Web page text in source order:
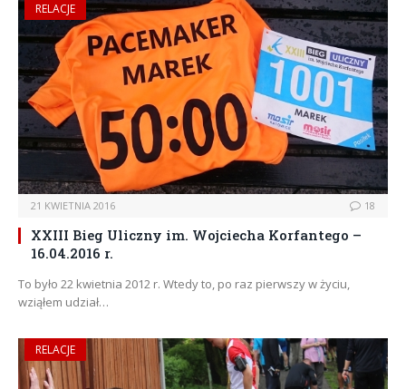
RELACJE
21 KWIETNIA 2016 18
XXIII Bieg Uliczny im. Wojciecha Korfantego –
16.04.2016 r.
To było 22 kwietnia 2012 r. Wtedy to, po raz pierwszy w życiu,
wziąłem udział…
RELACJE